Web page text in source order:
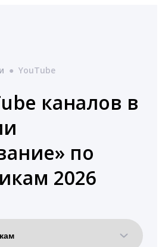
● YouTube
каналов в
по
2026